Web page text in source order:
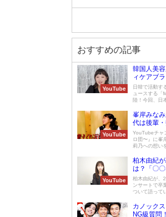
おすすめの記事
YouTube
韓国人美
ィケアブ
日韓で活動す
ュースする「
陸！今回、日
YouTube
峯岸みな
代は後輩
YouTubeチャ
ロ団〜』に峯
莉乃への想い
YouTube
柏木由紀
は？「〇
柏木由紀が、
ンサートで卒
ついて語って
カノック
NG級質問